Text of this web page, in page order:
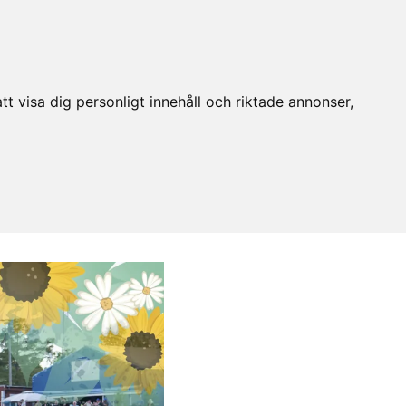
visa dig personligt innehåll och riktade annonser,